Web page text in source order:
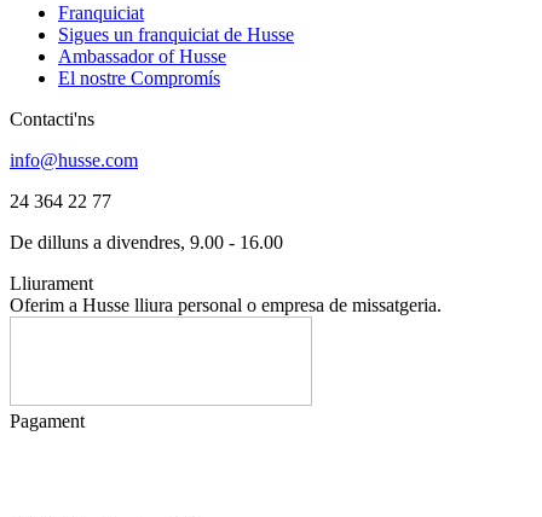
Franquiciat
Sigues un franquiciat de Husse
Ambassador of Husse
El nostre Compromís
Contacti'ns
info@husse.com
24 364 22 77
De dilluns a divendres, 9.00 - 16.00
Lliurament
Oferim a Husse lliura personal o empresa de missatgeria.
Pagament